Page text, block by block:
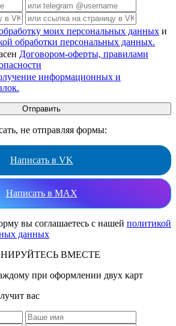
моих персональных данных и
обработки персональных данных.
Договором-оферты, правилами
информационных и
не отправляя формы:
Написать в VK
Написать в MAX
вы соглашаетесь с нашей политикой
данных
ВМЕСТЕ
при оформлении двух карт
вас